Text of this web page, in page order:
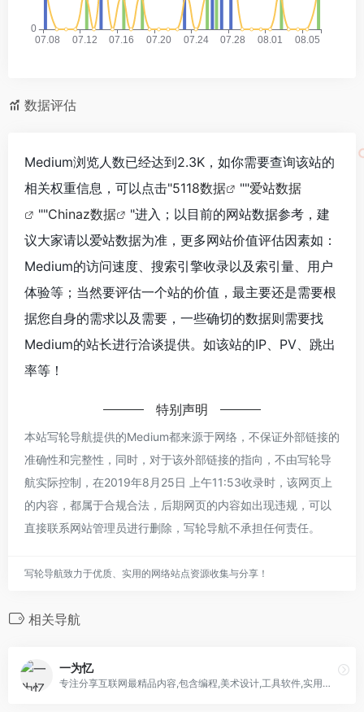
数据评估
Medium浏览人数已经达到2.3K，如你需要查询该站的
相关权重信息，可以点击"5118数据 ""爱站数据
""Chinaz数据
"进入；以目前的网站数据参考，建
议大家请以爱站数据为准，更多网站价值评估因素如：
Medium的访问速度、搜索引擎收录以及索引量、用户
体验等；当然要评估一个站的价值，最主要还是需要根
据您自身的需求以及需要，一些确切的数据则需要找
Medium的站长进行洽谈提供。如该站的IP、PV、跳出
率等！
特别声明
本站写轮导航提供的Medium都来源于网络，不保证外部链接的
准确性和完整性，同时，对于该外部链接的指向，不由写轮导
航实际控制，在2019年8月25日 上午11:53收录时，该网页上
的内容，都属于合规合法，后期网页的内容如出现违规，可以
直接联系网站管理员进行删除，写轮导航不承担任何责任。
写轮导航致力于优质、实用的网络站点资源收集与分享！
相关导航
一为忆
专注分享互联网最精品内容,包含编程,美术设计,工具软件,实用素材和资源,教程等几大分类的综合门户